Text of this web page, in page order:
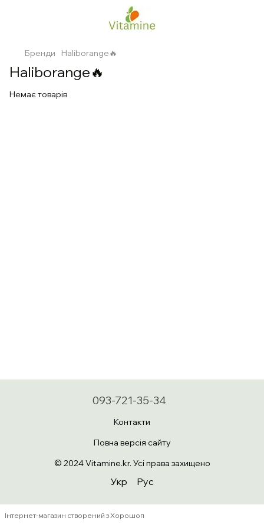
Бренди Haliborange🔥
Haliborange🔥
Немає товарів
093-721-35-34
Контакти
Повна версія сайту
© 2024 Vitamine.kr. Усі права захищено
Укр Рус
Інтернет-магазин створений з Хорошоп